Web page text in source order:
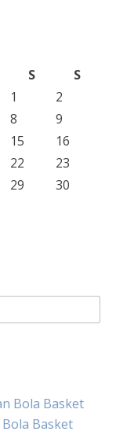
S
S
1
2
8
9
15
16
22
23
29
30
Bola Basket
Basket